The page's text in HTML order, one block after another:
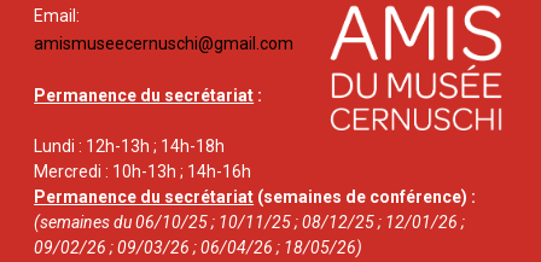
Email:
amismuseecernuschi@gmail.com
Permanence du secrétariat :
Lundi : 12h-13h ; 14h-18h
Mercredi : 10h-13h ; 14h-16h
Permanence du secrétariat (semaines de conférence) :
(semaines du 06/10/25 ; 10/11/25 ; 08/12/25 ; 12/01/26 ;
09/02/26 ; 09/03/26 ; 06/04/26 ; 18/05/26)